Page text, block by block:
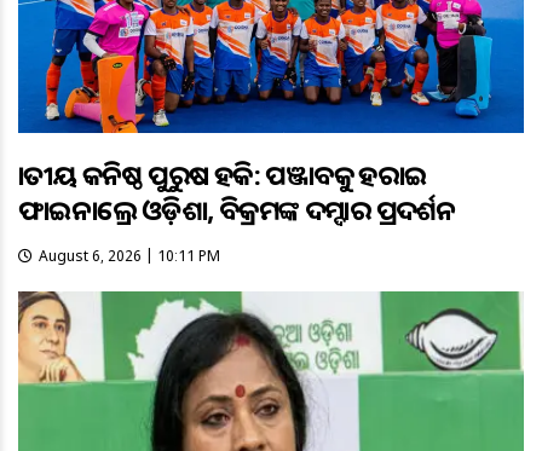
ଜାତୀୟ କନିଷ୍ଠ ପୁରୁଷ ହକି: ପଞ୍ଜାବକୁ ହରାଇ
ଫାଇନାଲ୍ରେ ଓଡ଼ିଶା, ବିକ୍ରମଙ୍କ ଦମ୍ଦାର ପ୍ରଦର୍ଶନ
August 6, 2026 | 10:11 PM